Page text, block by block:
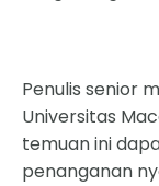
Penulis senior
Universitas
temuan ini
penanganan